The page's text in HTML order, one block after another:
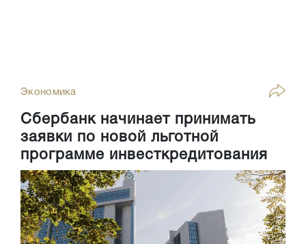
Экономика
Сбербанк начинает принимать
заявки по новой льготной
программе инвесткредитования